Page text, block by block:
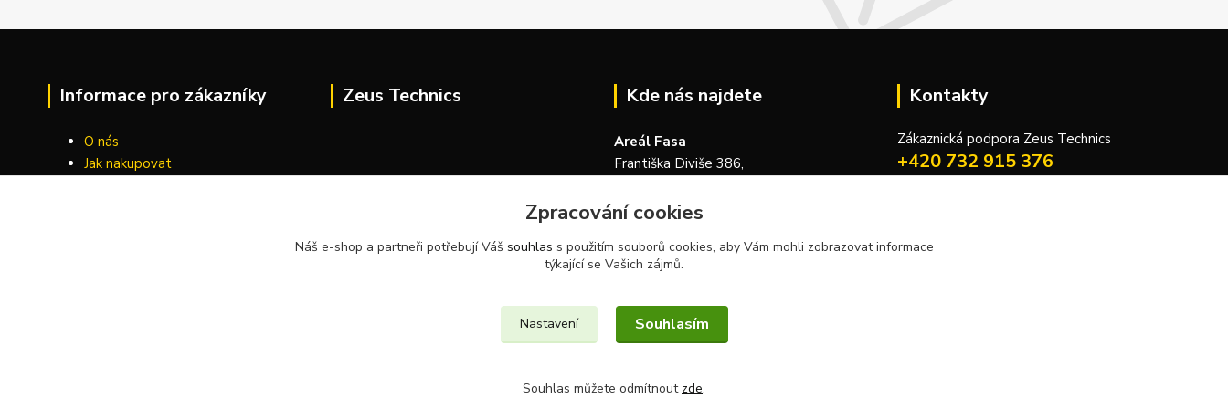
Informace pro zákazníky
O nás
Jak nakupovat
Zeus Technics Kde nás najdete
Areál Fasa
Františka Diviše 386,
Česká republika
Kontakty
Zákaznická podpora Zeus Technics
+420 732 915 376
Zpracování cookies
Náš e-shop a partneři potřebují Váš souhlas s použitím souborů cookies, aby Vám mohli zobrazovat informace
týkající se Vašich zájmů.
Nastavení Souhlasím
Souhlas můžete odmítnout zde.